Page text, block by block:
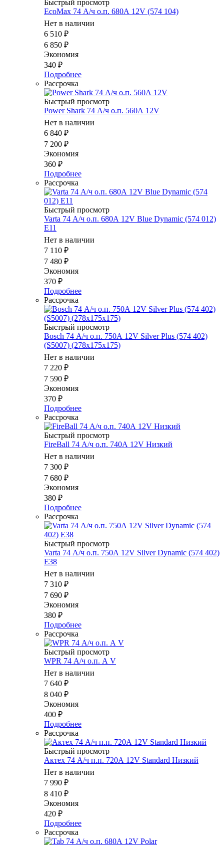
Быстрый просмотр
EcoMax 74 А/ч о.п. 680А 12V (574 104)
Нет в наличии
6 510 ₽
6 850 ₽
Экономия
340 ₽
Подробнее
Рассрочка
Быстрый просмотр
Power Shark 74 А/ч о.п. 560А 12V
Нет в наличии
6 840 ₽
7 200 ₽
Экономия
360 ₽
Подробнее
Рассрочка
Быстрый просмотр
Varta 74 А/ч о.п. 680А 12V Blue Dynamic (574 012)
E11
Нет в наличии
7 110 ₽
7 480 ₽
Экономия
370 ₽
Подробнее
Рассрочка
Быстрый просмотр
Bosch 74 А/ч о.п. 750А 12V Silver Plus (574 402)
(S5007) (278x175x175)
Нет в наличии
7 220 ₽
7 590 ₽
Экономия
370 ₽
Подробнее
Рассрочка
Быстрый просмотр
FireBall 74 А/ч о.п. 740А 12V Низкий
Нет в наличии
7 300 ₽
7 680 ₽
Экономия
380 ₽
Подробнее
Рассрочка
Быстрый просмотр
Varta 74 А/ч о.п. 750А 12V Silver Dynamic (574 402)
E38
Нет в наличии
7 310 ₽
7 690 ₽
Экономия
380 ₽
Подробнее
Рассрочка
Быстрый просмотр
WPR 74 А/ч о.п. А V
Нет в наличии
7 640 ₽
8 040 ₽
Экономия
400 ₽
Подробнее
Рассрочка
Быстрый просмотр
Актех 74 А/ч п.п. 720А 12V Standard Низкий
Нет в наличии
7 990 ₽
8 410 ₽
Экономия
420 ₽
Подробнее
Рассрочка